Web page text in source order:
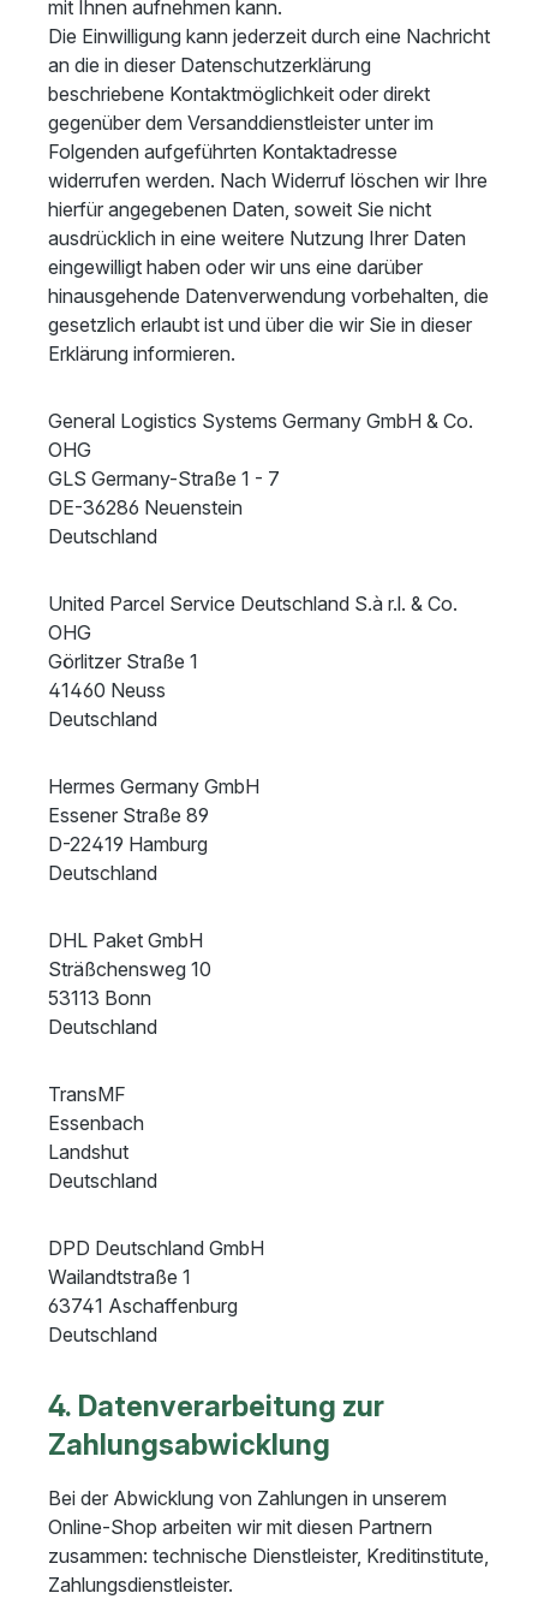
mit Ihnen aufnehmen kann.
Die Einwilligung kann jederzeit durch eine Nachricht
an die in dieser Datenschutzerklärung
beschriebene Kontaktmöglichkeit oder direkt
gegenüber dem Versanddienstleister unter im
Folgenden aufgeführten Kontaktadresse
widerrufen werden. Nach Widerruf löschen wir Ihre
hierfür angegebenen Daten, soweit Sie nicht
ausdrücklich in eine weitere Nutzung Ihrer Daten
eingewilligt haben oder wir uns eine darüber
hinausgehende Datenverwendung vorbehalten, die
gesetzlich erlaubt ist und über die wir Sie in dieser
Erklärung informieren.
General Logistics Systems Germany GmbH & Co.
OHG
GLS Germany-Straße 1 - 7
DE-36286 Neuenstein
Deutschland
United Parcel Service Deutschland S.à r.l. & Co.
OHG
Görlitzer Straße 1
41460 Neuss
Deutschland
Hermes Germany GmbH
Essener Straße 89
D-22419 Hamburg
Deutschland
DHL Paket GmbH
Sträßchensweg 10
53113 Bonn
Deutschland
TransMF
Essenbach
Landshut
Deutschland
DPD Deutschland GmbH
Wailandtstraße 1
63741 Aschaffenburg
Deutschland
4. Datenverarbeitung zur
Zahlungsabwicklung
Bei der Abwicklung von Zahlungen in unserem
Online-Shop arbeiten wir mit diesen Partnern
zusammen: technische Dienstleister, Kreditinstitute,
Zahlungsdienstleister.